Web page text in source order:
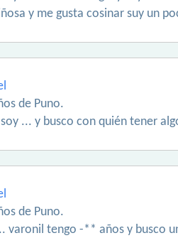
y me gusta cosinar suy un
de Puno.
... y busco con quién tener
de Puno.
varonil tengo -** años y busco